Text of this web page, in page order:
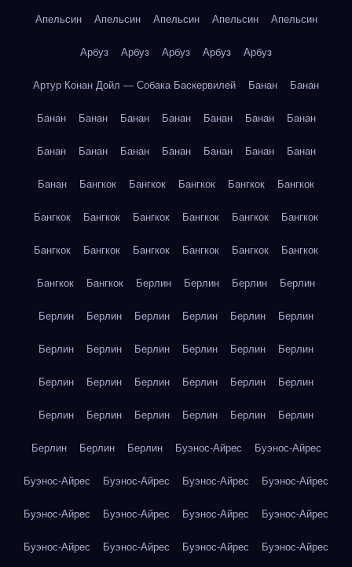
Апельсин Апельсин Апельсин Апельсин Апельсин
Арбуз Арбуз Арбуз Арбуз Арбуз
Артур Конан Дойл — Собака Баскервилей Банан Банан
Банан Банан Банан Банан Банан Банан Банан
Банан Банан Банан Банан Банан Банан Банан
Банан Бангкок Бангкок Бангкок Бангкок Бангкок
Бангкок Бангкок Бангкок Бангкок Бангкок Бангкок
Бангкок Бангкок Бангкок Бангкок Бангкок Бангкок
Бангкок Бангкок Берлин Берлин Берлин Берлин
Берлин Берлин Берлин Берлин Берлин Берлин
Берлин Берлин Берлин Берлин Берлин Берлин
Берлин Берлин Берлин Берлин Берлин Берлин
Берлин Берлин Берлин Берлин Берлин Берлин
Берлин Берлин Берлин Буэнос-Айрес Буэнос-Айрес
Буэнос-Айрес Буэнос-Айрес Буэнос-Айрес Буэнос-Айрес
Буэнос-Айрес Буэнос-Айрес Буэнос-Айрес Буэнос-Айрес
Буэнос-Айрес Буэнос-Айрес Буэнос-Айрес Буэнос-Айрес